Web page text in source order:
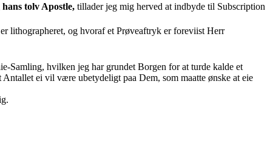
tolv Apostle, tillader jeg mig herved at indbyde til Subscription
lithographeret, og hvoraf et Prøveaftryk er foreviist Herr
Samling, hvilken jeg har grundet Borgen for at turde kalde et
ei vil være ubetydeligt paa Dem, som maatte ønske at eie